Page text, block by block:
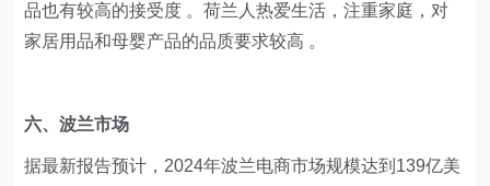
品也有较高的接受度 。荷兰人热爱生活，注重家庭，对
家居用品和母婴产品的品质要求较高 。
​六、波兰市场
据最新报告预计，2024年波兰电商市场规模达到139亿美